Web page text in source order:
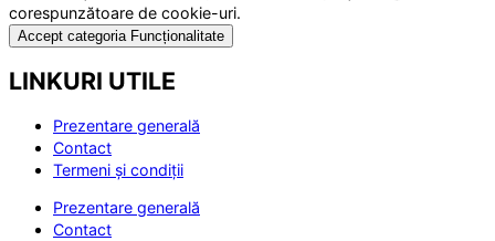
corespunzătoare de cookie-uri.
Accept categoria Funcționalitate
LINKURI UTILE
Prezentare generală
Contact
Termeni și condiții
Prezentare generală
Contact